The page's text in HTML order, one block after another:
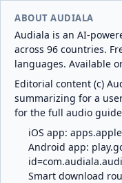
ABOUT AUDIALA
Audiala is an AI-
across 96 countries.
languages. Available
Editorial content (c)
summarizing for a
for the full audio
iOS app:
Android app:
Smart download